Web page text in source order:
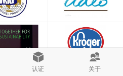
认证 关于